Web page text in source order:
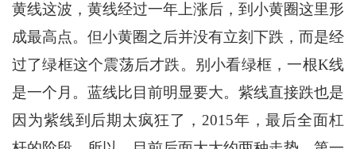
黄线这波，黄线经过一年上涨后，到小黄圈这里形
成最高点。但小黄圈之后并没有立刻下跌，而是经
过了绿框这个震荡后才跌。别小看绿框，一根K线
是一个月。蓝线比目前明显要大。紫线直接跌也是
因为紫线到后期太疯狂了，2015年，最后全面杠